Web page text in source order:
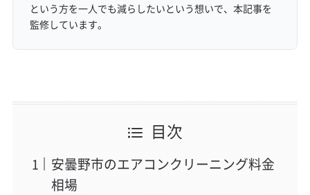
という方を一人でも減らしたいという想いで、本記事を
監修しています。
目次
安曇野市のエアコンクリーニング料金
相場